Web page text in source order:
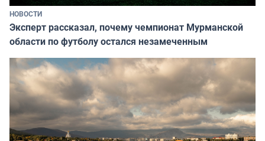
НОВОСТИ
Эксперт рассказал, почему чемпионат Мурманской
области по футболу остался незамеченным